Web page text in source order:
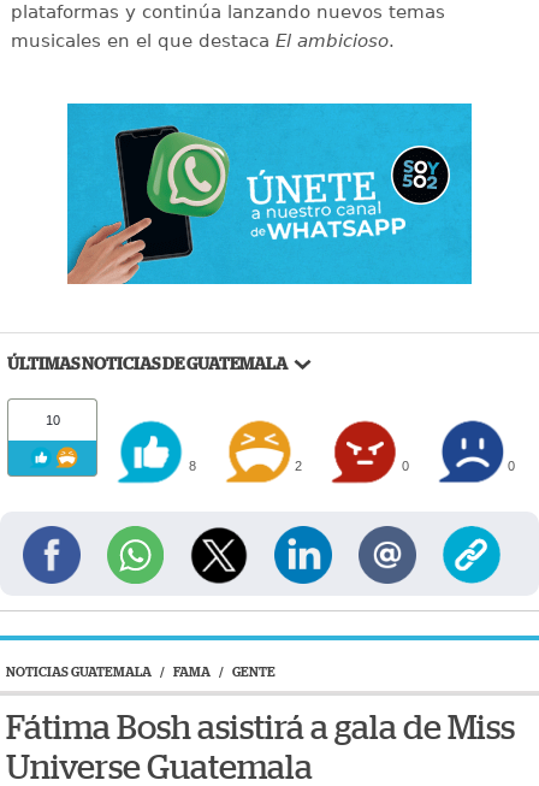
plataformas y continúa lanzando nuevos temas
musicales en el que destaca El ambicioso.
ÚLTIMAS NOTICIAS DE GUATEMALA
10
8 2 0 0
NOTICIAS GUATEMALA / FAMA / GENTE
Fátima Bosh asistirá a gala de Miss
Universe Guatemala